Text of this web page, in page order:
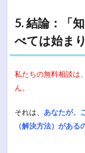
5. 結論：「
べては始ま
私たちの無料相談は
ん。
それは、 あなたが、
（解決方法）がある